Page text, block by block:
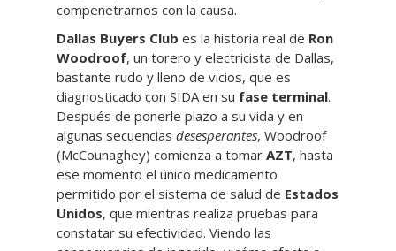
compenetrarnos con la causa.
Dallas Buyers Club es la historia real de Ron
Woodroof, un torero y electricista de Dallas,
bastante rudo y lleno de vicios, que es
diagnosticado con SIDA en su fase terminal.
Después de ponerle plazo a su vida y en
algunas secuencias desesperantes, Woodroof
(McCounaghey) comienza a tomar AZT, hasta
ese momento el único medicamento
permitido por el sistema de salud de Estados
Unidos, que mientras realiza pruebas para
constatar su efectividad. Viendo las